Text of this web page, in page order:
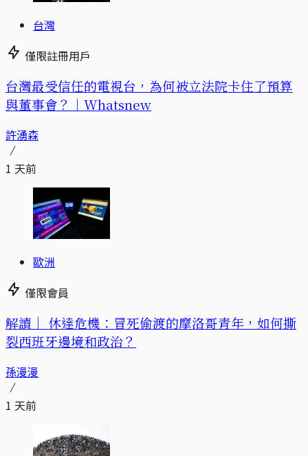
台灣
僅限註冊用戶
台灣最受信任的電視台，為何被立法院卡住了預算
與董事會？｜Whatsnew
許湧森
1 天前
歐洲
僅限會員
解讀｜ 休達危機：冒死偷渡的摩洛哥青年，如何撕
裂西班牙邊境和政治？
孫漫漫
1 天前